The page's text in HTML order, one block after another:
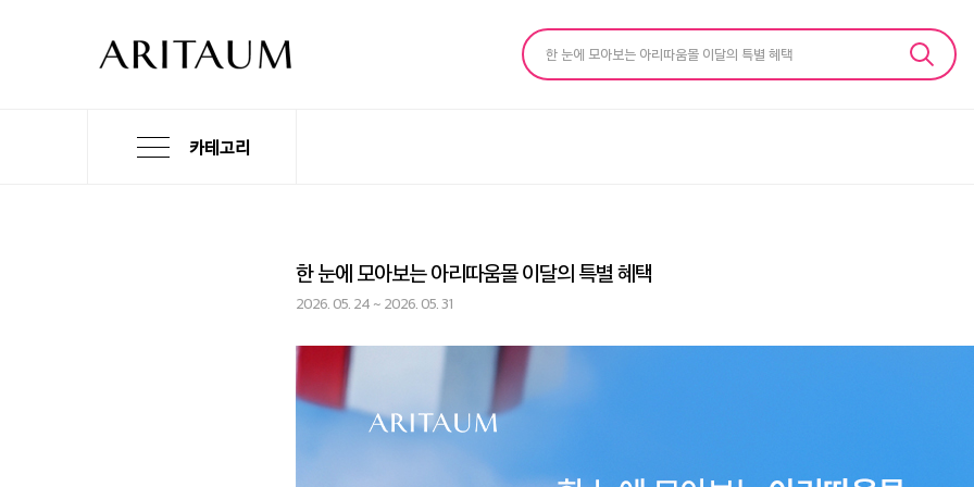
한 눈에 모아보는 아리따움몰 이달의 특별 혜택
카테고리
한 눈에 모아보는 아리따움몰 이달의 특별 혜택
2026. 05. 24 ~ 2026. 05. 31